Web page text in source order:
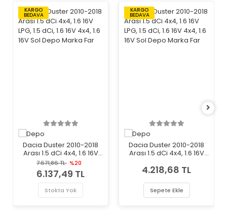
KARGO
BEDAVA
Dacia Duster 2010-2018
Arası 1.5 dCi 4x4, 1.6 16V
LPG, 1.5 dCi, 1.6 16V 4x4, 1.6
16V Sol Depo Marka Far
7.671,86 TL %20
6.137,49 TL
Stokta Yok
KARGO
BEDAVA
Dacia Duster 2010-2018
Arası 1.5 dCi 4x4, 1.6 16V
16V Sol Depo Marka Far
4.218,68 TL
Sepete Ekle